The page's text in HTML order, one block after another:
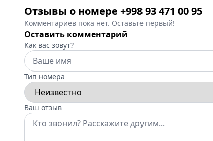
Отзывы о номере +998 93 471 00 95
Комментариев пока нет. Оставьте первый!
Оставить комментарий
Как вас зовут?
Тип номера
Ваш отзыв